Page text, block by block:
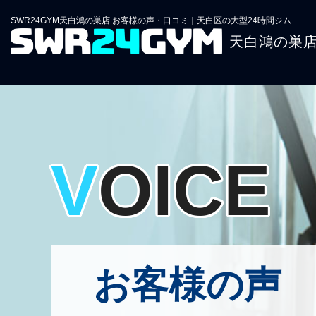
SWR24GYM天白鴻の巣店 お客様の声・口コミ｜天白区の大型24時間ジム
天白鴻の巣
VOICE
お客様の声